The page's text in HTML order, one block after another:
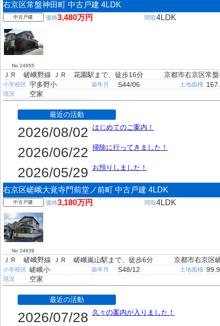
右京区常盤神田町 中古戸建 4LDK
中古戸建
No 24955
価格3,480万円 間取4LDK
ＪＲ 嵯峨野線 ＪＲ 花園駅まで、徒歩16分 京都市右京区常
小学校区 宇多野小 築年月 S44/06 土地面積
現況 空家
最近の活動
2026/08/02 はじめてのご案内！
2026/06/22 掃除に行ってきました！
2026/05/29 お預りしました！
右京区嵯峨大覚寺門前堂ノ前町 中古戸建 4LDK
中古戸建
No 24839
価格3,180万円 間取4LDK
ＪＲ 嵯峨野線 ＪＲ 嵯峨嵐山駅まで、徒歩6分 京都市右京区
小学校区 嵯峨小 築年月 S48/12 土地面積
現況 空家
最近の活動
2026/07/28 久々の案内が入りました！